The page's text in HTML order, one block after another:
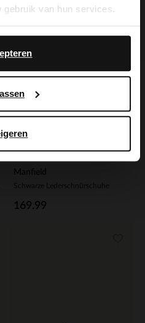
van hun services.
Manfield
Schwarze Lederschnürschuhe
169.99